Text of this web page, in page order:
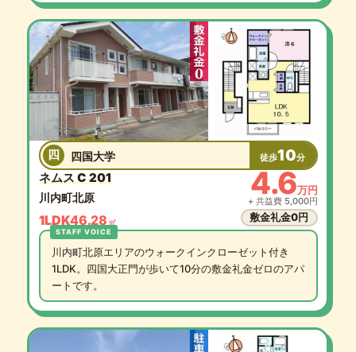
四 四国大学 徒歩10分
ネムス C 201
川内町北原
1LDK46.28 ㎡
4.6万円
+ 共益費 5,000円
敷金礼金0円
川内町北原エリアのウォークインクローゼット付き
1LDK。四国大正門が歩いて10分の敷金礼金ゼロのアパ
ートです。